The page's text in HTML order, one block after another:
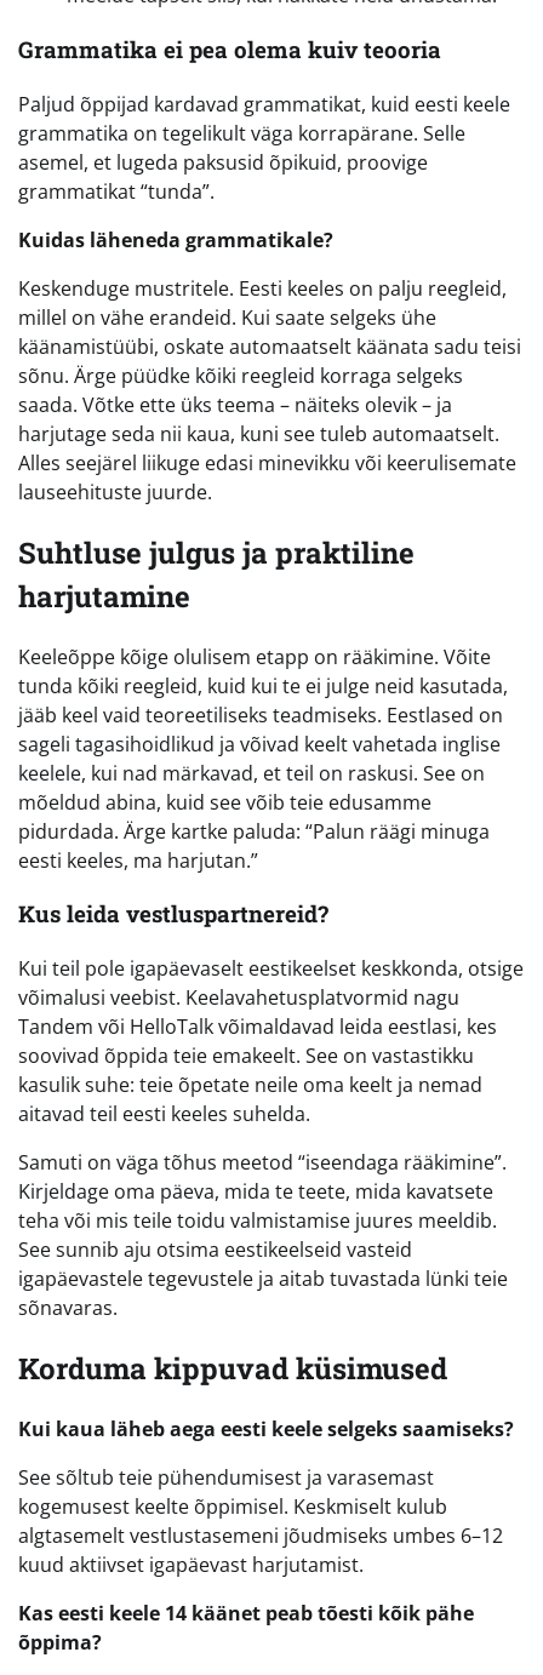
Grammatika ei pea olema kuiv teooria
Paljud õppijad kardavad grammatikat, kuid eesti keele
grammatika on tegelikult väga korrapärane. Selle
asemel, et lugeda paksusid õpikuid, proovige
grammatikat “tunda”.
Kuidas läheneda grammatikale?
Keskenduge mustritele. Eesti keeles on palju reegleid,
millel on vähe erandeid. Kui saate selgeks ühe
käänamistüübi, oskate automaatselt käänata sadu teisi
sõnu. Ärge püüdke kõiki reegleid korraga selgeks
saada. Võtke ette üks teema – näiteks olevik – ja
harjutage seda nii kaua, kuni see tuleb automaatselt.
Alles seejärel liikuge edasi minevikku või keerulisemate
lauseehituste juurde.
Suhtluse julgus ja praktiline
harjutamine
Keeleõppe kõige olulisem etapp on rääkimine. Võite
tunda kõiki reegleid, kuid kui te ei julge neid kasutada,
jääb keel vaid teoreetiliseks teadmiseks. Eestlased on
sageli tagasihoidlikud ja võivad keelt vahetada inglise
keelele, kui nad märkavad, et teil on raskusi. See on
mõeldud abina, kuid see võib teie edusamme
pidurdada. Ärge kartke paluda: “Palun räägi minuga
eesti keeles, ma harjutan.”
Kus leida vestluspartnereid?
Kui teil pole igapäevaselt eestikeelset keskkonda, otsige
võimalusi veebist. Keelavahetusplatvormid nagu
Tandem või HelloTalk võimaldavad leida eestlasi, kes
soovivad õppida teie emakeelt. See on vastastikku
kasulik suhe: teie õpetate neile oma keelt ja nemad
aitavad teil eesti keeles suhelda.
Samuti on väga tõhus meetod “iseendaga rääkimine”.
Kirjeldage oma päeva, mida te teete, mida kavatsete
teha või mis teile toidu valmistamise juures meeldib.
See sunnib aju otsima eestikeelseid vasteid
igapäevastele tegevustele ja aitab tuvastada lünki teie
sõnavaras.
Korduma kippuvad küsimused
Kui kaua läheb aega eesti keele selgeks saamiseks?
See sõltub teie pühendumisest ja varasemast
kogemusest keelte õppimisel. Keskmiselt kulub
algtasemelt vestlustasemeni jõudmiseks umbes 6–12
kuud aktiivset igapäevast harjutamist.
Kas eesti keele 14 käänet peab tõesti kõik pähe
õppima?